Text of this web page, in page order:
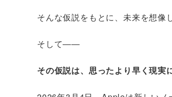
そんな仮説をもとに、未来を想像
そして――
その仮説は、思ったより早く現実